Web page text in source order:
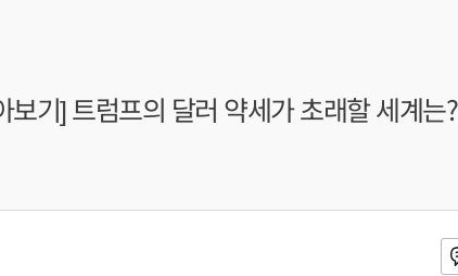
보기] 트럼프의 달러 약세가 초래할 세계는?